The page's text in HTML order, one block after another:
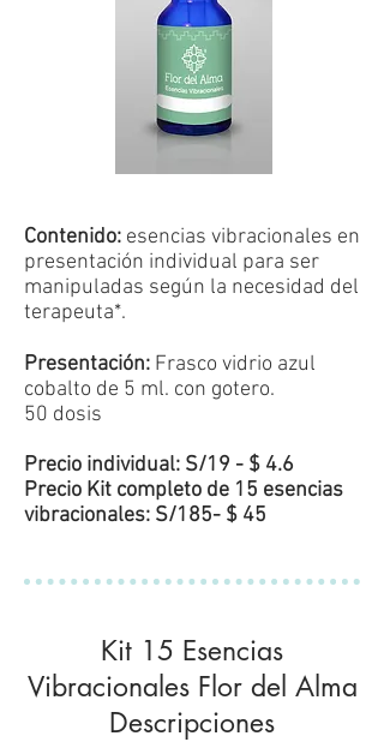
Contenido: esencias vibracionales en
presentación individual para ser
manipuladas según la necesidad del
terapeuta*.
Presentación: Frasco vidrio azul
cobalto de 5 ml. con gotero.
50 dosis
Precio individual: S/19 - $ 4.6
Precio Kit completo de 15 esencias
vibracionales: S/185- $ 45
Kit 15 Esencias
Vibracionales Flor del Alma
Descripciones